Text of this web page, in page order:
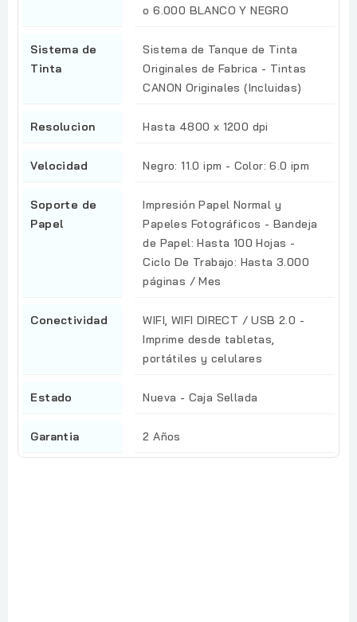
o 6.000 BLANCO Y NEGRO
Sistema de
Tinta
Sistema de Tanque de Tinta
Originales de Fabrica - Tintas
CANON Originales (Incluidas)
Resolucion Hasta 4800 x 1200 dpi
Velocidad Negro: 11.0 ipm - Color: 6.0 ipm
Soporte de
Papel
Impresión Papel Normal y
Papeles Fotográficos - Bandeja
de Papel: Hasta 100 Hojas -
Ciclo De Trabajo: Hasta 3.000
páginas / Mes
Conectividad
WIFI, WIFI DIRECT / USB 2.0 -
Imprime desde tabletas,
portátiles y celulares
Estado Nueva - Caja Sellada
Garantia 2 Años